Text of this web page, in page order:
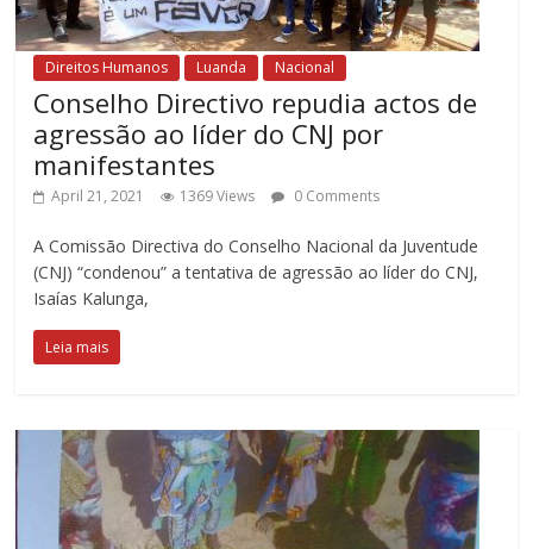
Direitos Humanos Luanda Nacional
Conselho Directivo repudia actos de
agressão ao líder do CNJ por
manifestantes
April 21, 2021 1369 Views 0 Comments
A Comissão Directiva do Conselho Nacional da Juventude
(CNJ) “condenou” a tentativa de agressão ao líder do CNJ,
Isaías Kalunga,
Leia mais